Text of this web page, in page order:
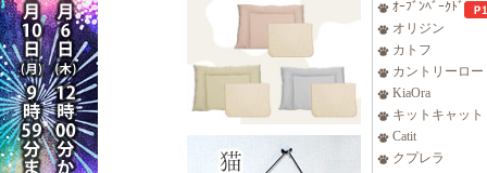
ｵｰﾌﾞﾝﾍﾞｰｸﾄﾞ
オリジン
カトフ
カントリーロー
KiaOra
キットキャット
Catit
クプレラ